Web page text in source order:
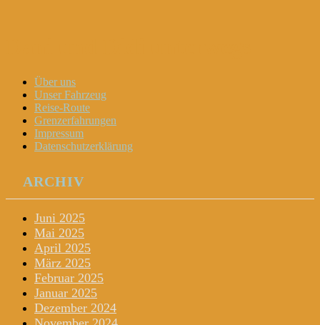
Menu
Widgets
Search
Skip
content
Über uns
Unser Fahrzeug
Reise-Route
Grenzerfahrungen
Impressum
Datenschutzerklärung
ARCHIV
Juni 2025
Mai 2025
April 2025
März 2025
Februar 2025
Januar 2025
Dezember 2024